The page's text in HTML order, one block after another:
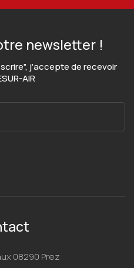
newsletter !
j'accepte de recevoir
AIR
08290 Prez